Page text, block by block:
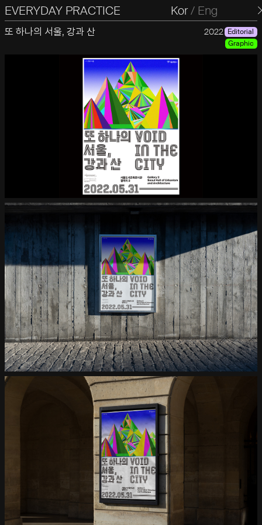
EVERYDAY PRACTICE
일상의실천 Kor/ Eng
또 하나의 서울, 강과 산 2022 Editorial
Graphic